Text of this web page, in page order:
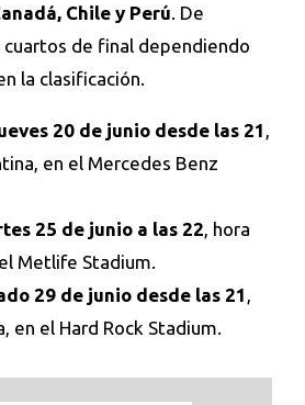
Chile y Perú. De
cuartos de final dependiendo
la clasificación.
20 de junio desde las 21 ,
en el Mercedes Benz
25 de junio a las 22, hora
Metlife Stadium.
29 de junio desde las 21 ,
en el Hard Rock Stadium.